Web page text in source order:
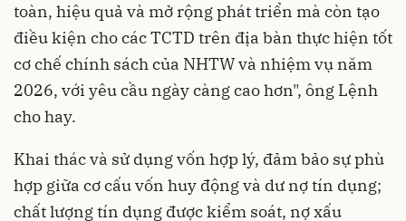
toàn, hiệu quả và mở rộng phát triển mà còn tạo
điều kiện cho các TCTD trên địa bàn thực hiện tốt
cơ chế chính sách của NHTW và nhiệm vụ năm
2026, với yêu cầu ngày càng cao hơn", ông Lệnh
cho hay.
Khai thác và sử dụng vốn hợp lý, đảm bảo sự phù
hợp giữa cơ cấu vốn huy động và dư nợ tín dụng;
chất lượng tín dụng được kiểm soát, nợ xấu